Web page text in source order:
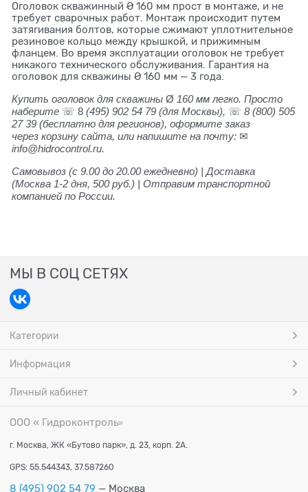
Оголовок скважинный Ø 160 мм прост в монтаже, и не
требует сварочных работ. Монтаж происходит путем
затягивания болтов, которые сжимают уплотнительное
резиновое кольцо между крышкой, и прижимным
фланцем. Во время эксплуатации оголовок не требует
никакого технического обслуживания. Гарантия на
оголовок для скважины Ø 160 мм — 3 года.
Купить оголовок для скважиныØ 160 мм легко. Просто
наберите ☏ 8 (495) 902 54 79 (для Москвы), ☏8 (800) 505
27 39 (бесплатно для регионов), оформите заказ
через корзину сайта, или напишите на почту: ✉
info@hidrocontrol.ru.
Самовывоз (с 9.00 до 20.00 ежедневно) | Доставка
(Москва 1-2 дня, 500 руб.) | Отправим транспортной
компанией по России.
МЫ В СОЦ СЕТЯХ
Категории
Информация
Личный кабинет
ООО « Гидроконтроль»
г. Москва, ЖК «Бутово парк», д. 23, корп. 2А.
GPS: 55.544343, 37.587260
8 (495) 902 54 79 — Москва